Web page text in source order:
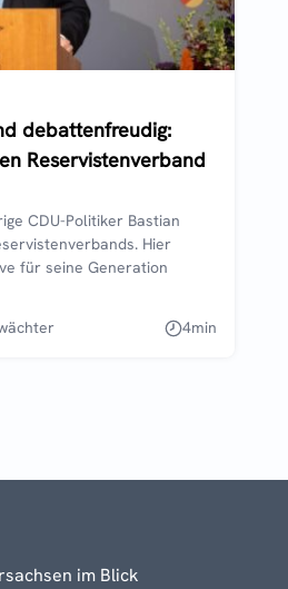
debattenfreudig:
Reservistenverband
CDU-Politiker Bastian
Hier
für seine Generation
4min
im Blick